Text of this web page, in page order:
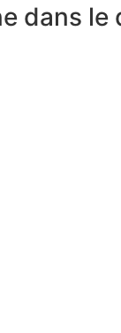
dans